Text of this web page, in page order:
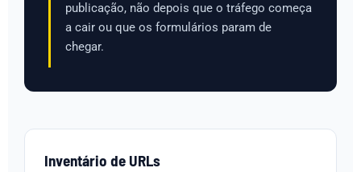
publicação, não depois que o tráfego começa
a cair ou que os formulários param de
chegar.
Inventário de URLs